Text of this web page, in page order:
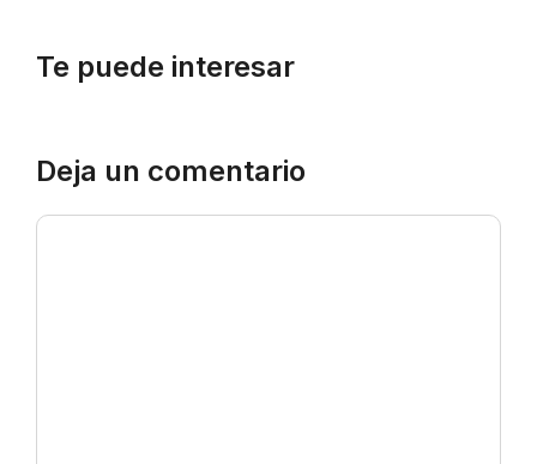
Te puede interesar
Deja un comentario
Comentario